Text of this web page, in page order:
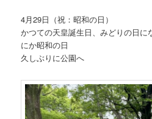
4月29日（祝：昭和の日）
かつての天皇誕生日、みどりの日に
にか昭和の日
久しぶりに公園へ